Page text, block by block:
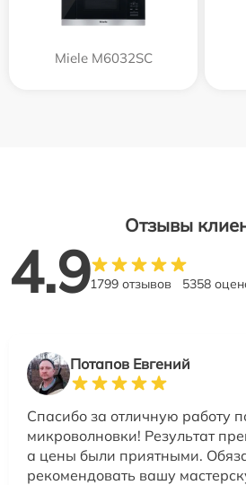
Miele M6032SC
Отзывы
4.91799 отзывов 5358
Потапов Евгений
Спасибо за отличную работу
микроволновки! Результат
а цены были приятными.
рекомендовать вашу